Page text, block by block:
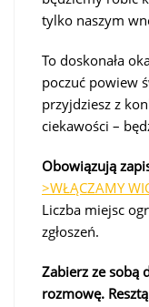
tylko naszym
To doskonała
poczuć powiew
przyjdziesz z
ciekawości –
Obowiązują
>WŁĄCZAMY
Liczba miejsc
zgłoszeń.
Zabierz ze sobą
rozmowę.